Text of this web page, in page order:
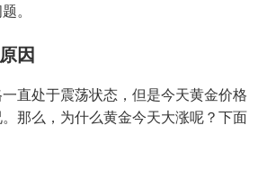
。
因
直处于震荡状态，但是今天黄金价格
那么，为什么黄金今天大涨呢？下面